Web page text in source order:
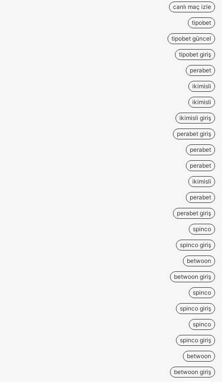
canlı maç izle
tipobet
tipobet güncel
tipobet giriş
perabet
ikimisli
ikimisli
ikimisli giriş
perabet giriş
perabet
perabet
ikimisli
perabet
perabet giriş
spinco
spinco giriş
betwoon
betwoon giriş
spinco
spinco giriş
spinco
spinco giriş
betwoon
betwoon giriş